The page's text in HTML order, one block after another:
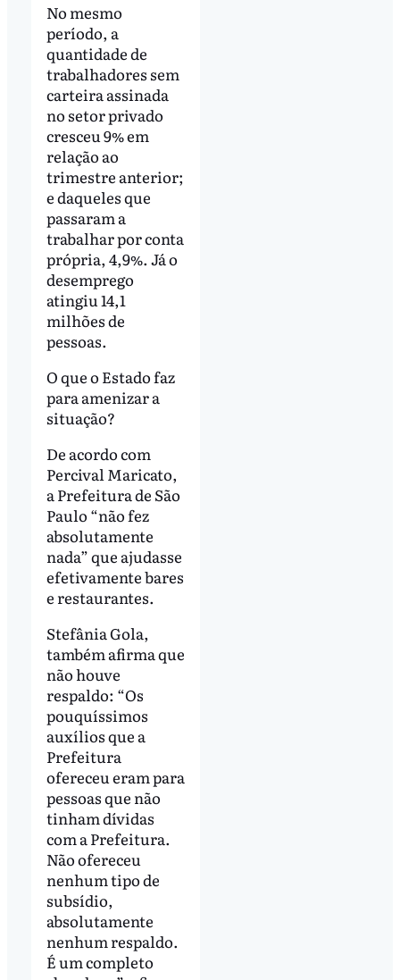
No mesmo
período, a
quantidade de
trabalhadores sem
carteira assinada
no setor privado
cresceu 9% em
relação ao
trimestre anterior;
e daqueles que
passaram a
trabalhar por conta
própria, 4,9%. Já o
desemprego
atingiu 14,1
milhões de
pessoas.
O que o Estado faz
para amenizar a
situação?
De acordo com
Percival Maricato,
a Prefeitura de São
Paulo “não fez
absolutamente
nada” que ajudasse
efetivamente bares
e restaurantes.
Stefânia Gola,
também afirma que
não houve
respaldo: “Os
pouquíssimos
auxílios que a
Prefeitura
ofereceu eram para
pessoas que não
tinham dívidas
com a Prefeitura.
Não ofereceu
nenhum tipo de
subsídio,
absolutamente
nenhum respaldo.
É um completo